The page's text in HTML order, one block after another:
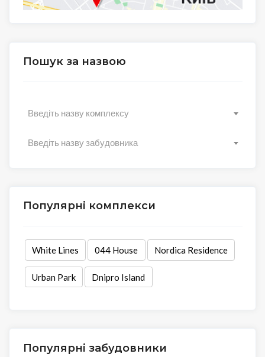
Пошук за назвою
Введіть назву комплексу
Введіть назву забудовника
Популярні комплекси
White Lines 044 House Nordica Residence
Urban Park Dnipro Island
Популярні забудовники